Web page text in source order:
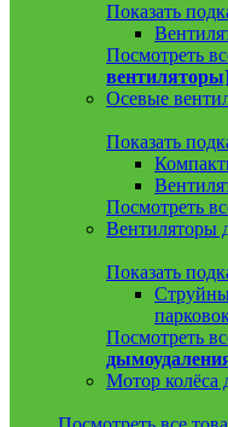
Показать
Посмотреть
Осевые
Показать
Посмотреть
Вентиляторы
Показать
Посмотреть
Мотор колёса